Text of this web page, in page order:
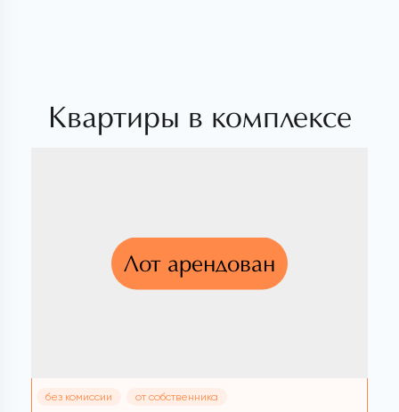
Квартиры в комплексе
Лот арендован
без комиссии от собственника